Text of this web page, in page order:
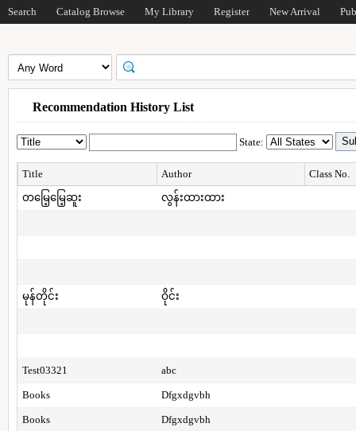
Search Catalog Browse My Library Register New Arrival
Recommendation History List
State:
Title Author
Class No.
တမြေ့မြေ့ဆူး
လွန်းထားထား
မုန်တိုင်း ဝိုင်း
Test03321 abc
Books Dfgxdgvbh
Books Dfgxdgvbh